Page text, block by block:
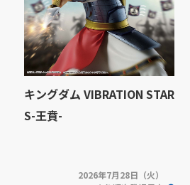
キングダム VIBRATION STAR
S-王賁-
2026年7月28日（火）